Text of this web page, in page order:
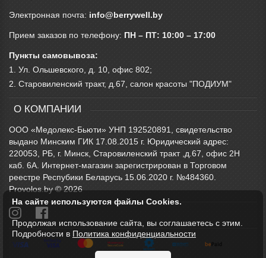
Электронная почта: info@berrywell.by
Прием заказов по телефону: ПН – ПТ: 10:00 – 17:00
Пункты самовывоза:
1. Ул. Ольшевского, д. 10, офис 802;
2. Старовиленский тракт, д.67, салон красоты "ПОДИУМ"
О КОМПАНИИ
ООО «Медолекс-Бьюти» УНП 192520891, свидетельство
выдано Минским ГИК 17.08.2015 г. Юридический адрес:
220053, РБ, г. Минск, Старовиленский тракт ,д.67, офис 2Н
каб. 6А. Интернет-магазин зарегистрирован в Торговом
реестре Респубики Беларусь 15.06.2020 г. №484360.
Provolos.by © 2026
На сайте используются файлы Cookies.
Продолжая использование сайта, вы соглашаетесь с этим.
Подробности в Политика конфиденциальности